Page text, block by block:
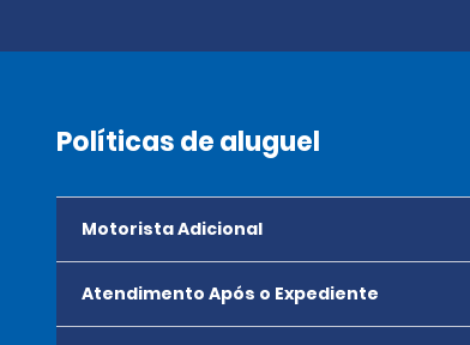
Políticas de aluguel
Motorista Adicional
Atendimento Após o Expediente